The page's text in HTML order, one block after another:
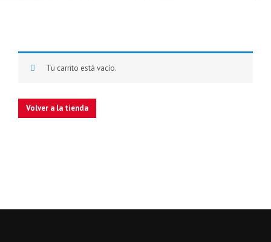
Tu carrito está vacío.
Volver a la tienda